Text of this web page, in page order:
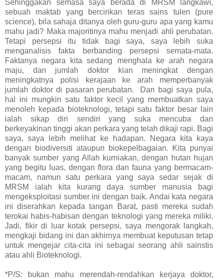
Sehinggakan semasa saya berada di MRSM langkawi,
sebuah maktab yang bercirikan teras sains tulen (pure
science), bila sahaja ditanya oleh guru-guru apa yang kamu
mahu jadi? Maka majoritinya mahu menjadi ahli perubatan.
Tetapi persepsi itu tidak bagi saya, saya lebih suka
menganalisis fakta berbanding persepsi semata-mata.
Faktanya negara kita sedang menghala ke arah negara
maju, dan jumlah doktor kian meningkat dengan
meningkatnya polisi kerajaan ke arah memperbanyak
jumlah doktor di pasaran perubatan. Dan bagi saya pula,
hal ini mungkin satu faktor kecil yang membuatkan saya
menoleh kepada bioteknologi, tetapi satu faktor besar lain
ialah sikap diri sendiri yang suka mencuba dan
berkeyakinan tinggi akan perkara yang telah dikaji rapi. Bagi
saya, saya lebih melihat ke hadapan. Negara kita kaya
dengan biodiversiti ataupun biokepelbagaian. Kita punyai
banyak sumber yang Allah kurniakan, dengan hutan hujan
yang begitu luas, dengan flora dan fauna yang bermacam-
macam, namun satu perkara yang saya sedar sejak di
MRSM ialah kita kurang daya sumber manusia bagi
mengeksploitasi sumber ini dengan baik. Andai kata negara
ini diserahkan kepada tangan Barat, pasti mereka sudah
terokai habis-habisan dengan teknologi yang mereka miliki.
Jadi, fikir di luar kotak persepsi, saya mengorak langkah,
mengkaji bidang ini dan akhirnya membuat keputusan tetap
untuk mengejar cita-cita ini sebagai seorang ahli sainstis
atau ahli Bioteknologi.
*P/S: bukan mahu merendah-rendahkan kerjaya doktor,